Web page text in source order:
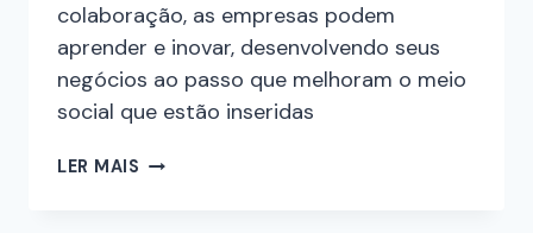
colaboração, as empresas podem
aprender e inovar, desenvolvendo seus
negócios ao passo que melhoram o meio
social que estão inseridas
LER MAIS